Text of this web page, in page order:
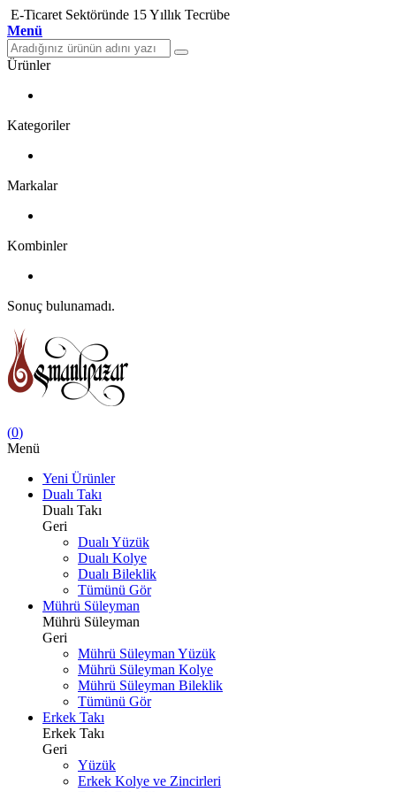
E-Ticaret Sektöründe 15 Yıllık Tecrübe
Menü
Ürünler
Kategoriler
Markalar
Kombinler
Sonuç bulunamadı.
(0)
Menü
Yeni Ürünler
Dualı Takı
Dualı Takı
Geri
Dualı Yüzük
Dualı Kolye
Dualı Bileklik
Tümünü Gör
Mührü Süleyman
Mührü Süleyman
Geri
Mührü Süleyman Yüzük
Mührü Süleyman Kolye
Mührü Süleyman Bileklik
Tümünü Gör
Erkek Takı
Erkek Takı
Geri
Yüzük
Erkek Kolye ve Zincirleri